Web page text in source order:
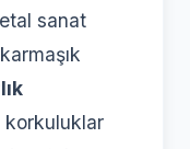
sanat
korkuluklar